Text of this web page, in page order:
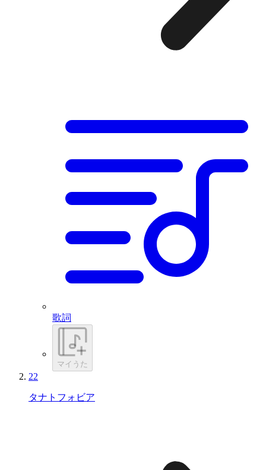
歌詞
マイうた
22
タナトフォビア